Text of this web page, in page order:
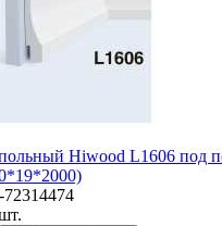
Hiwood L1606 под